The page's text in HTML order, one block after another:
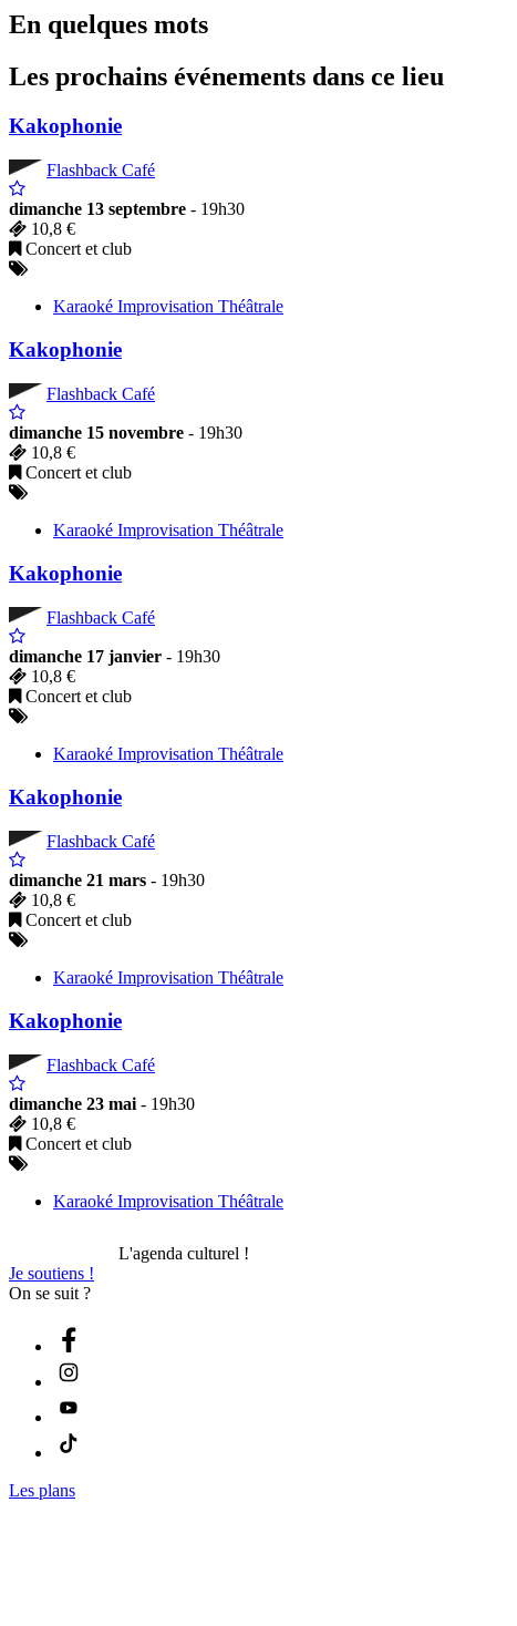
En quelques mots
Les prochains événements dans ce lieu
Kakophonie
Flashback Café
dimanche 13 septembre - 19h30
10,8 €
Concert et club
Karaoké Improvisation Théâtrale
Kakophonie
Flashback Café
dimanche 15 novembre - 19h30
10,8 €
Concert et club
Karaoké Improvisation Théâtrale
Kakophonie
Flashback Café
dimanche 17 janvier - 19h30
10,8 €
Concert et club
Karaoké Improvisation Théâtrale
Kakophonie
Flashback Café
dimanche 21 mars - 19h30
10,8 €
Concert et club
Karaoké Improvisation Théâtrale
Kakophonie
Flashback Café
dimanche 23 mai- 19h30
10,8 €
Concert et club
Karaoké Improvisation Théâtrale
L'agenda culturel !
Je soutiens !
On se suit ?
Les plans